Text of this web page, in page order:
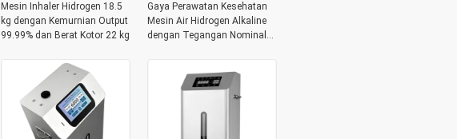
Mesin Inhaler Hidrogen 18.5
kg dengan Kemurnian Output
99.99% dan Berat Kotor 22 kg
Gaya Perawatan Kesehatan
Mesin Air Hidrogen Alkaline
dengan Tegangan Nominal